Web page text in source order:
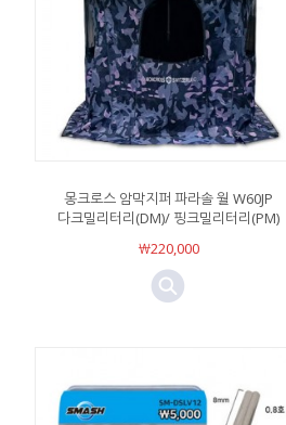
몽크로스 암막지퍼 파라솔 월 W60JP
다크밀리터리(DM)/ 핑크밀리터리(PM)
￦220,000